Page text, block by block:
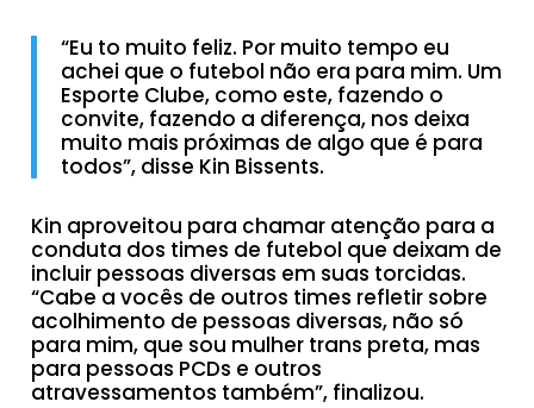
“Eu to muito feliz. Por muito tempo eu
achei que o futebol não era para mim. Um
Esporte Clube, como este, fazendo o
convite, fazendo a diferença, nos deixa
muito mais próximas de algo que é para
todos”, disse Kin Bissents.
Kin aproveitou para chamar atenção para a
conduta dos times de futebol que deixam de
incluir pessoas diversas em suas torcidas.
“Cabe a vocês de outros times refletir sobre
acolhimento de pessoas diversas, não só
para mim, que sou mulher trans preta, mas
para pessoas PCDs e outros
atravessamentos também”, finalizou.